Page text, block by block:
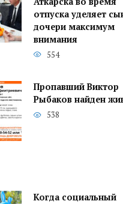
отпуска уделяет
дочери максимум
внимания
554
Пропавший Виктор
Рыбаков найден
538
Когда социальный